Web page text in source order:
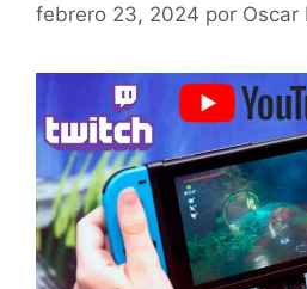
febrero 23, 2024 por Oscar